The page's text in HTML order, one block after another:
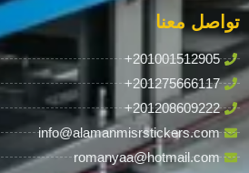
تواصل معنا
+201001512905
+201275666117
+201208609222
info@alamanmisrstickers.com
romanyaa@hotmail.com